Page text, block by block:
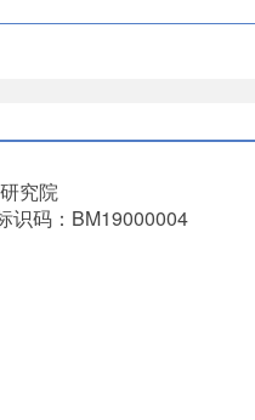
究院
识码：BM19000004